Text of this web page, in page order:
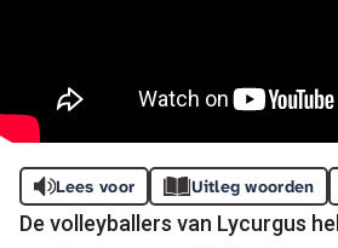
Lees voor Uitleg woorden
De volleyballers van Lycurgus